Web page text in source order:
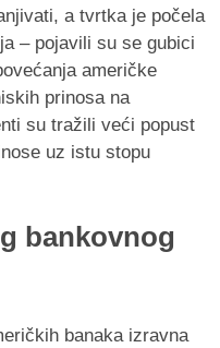
a tvrtka je počela
– pojavili su se gubici
američke
prinosa na
su tražili veći popust
uz istu stopu
bankovnog
banaka izravna